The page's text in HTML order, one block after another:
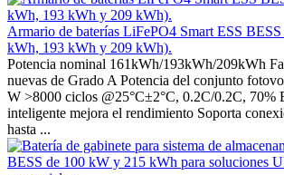
Armario de baterías LiFePO4 Smart ESS
kWh, 193 kWh y 209 kWh).
Potencia nominal 161kWh/193kWh/209kWh
nuevas de Grado A Potencia del conjunto
W >8000 ciclos @25°C±2°C, 0.2C/0.2C, 70%
inteligente mejora el rendimiento Soporta
hasta ...